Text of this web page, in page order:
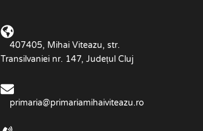
407405, Mihai Viteazu, str.
Transilvaniei nr. 147, Județul Cluj
primaria@primariamihaiviteazu.ro